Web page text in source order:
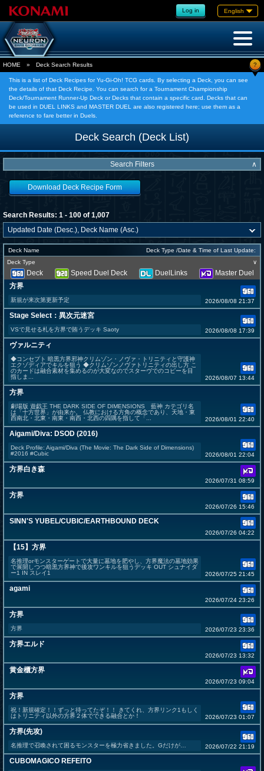
Log in English
HOME » Deck Search Results ?
This is a list of Deck Recipes for Yu-Gi-Oh! TCG cards. By selecting a Deck, you can see
the details of that Deck Recipe. You can search for a Tournament Championship
Deck/Tournament Runner-Up Deck or Decks that contain a specific card. Decks that can
be used in DUEL LINKS and MASTER DUEL are also registered here; use them as a
reference to fare better in Duels.
Deck Search (Deck List)
Search Filters ∧
Download Deck Recipe Form
Search Results: 1 - 100 of 1,007
Deck Name
Deck Type /Date & Time of Last Update:
Deck Type
∨
Deck Speed Duel Deck DuelLinks
Master Duel
方界
新規が来次第更新予定 2026/08/08 21:37
Stage Select：異次元迷宮
VSで見せる札を方界で賄うデッキ Saoty 2026/08/08 17:39
ヴァルニティ
◆コンセプト 暗黒方界邪神クリムゾン・ノヴァ・トリニティと守護神
エクゾディアでキルを狙う ◆クリムゾンノヴァトリニティの出し方 こ
のカードは融合素材を集めるのが大変なのでスターヴでのコピーを目
指しま...
2026/08/07 13:44
方界
劇場版 遊戯王 THE DARK SIDE OF DIMENSIONS 藍神 カテゴリ名
は「十方世界」が由来か。 仏教における方角の概念であり、天地・東
西南北・北東・南東・南西・北西の四隅を指して「...
2026/08/01 22:40
Aigami/Diva: DSOD (2016)
Deck Profile: Aigami/Diva (The Movie: The Dark Side of Dimensions)
#2016 #Cubic
2026/08/01 22:04
方界白き森
2026/07/31 08:59
方界
2026/07/26 15:46
SINN'S YUBEL/CUBIC/EARTHBOUND DECK
2026/07/26 04:22
【15】方界
名推理orモンスターゲートで大量に墓地を肥やし、方界魔法の墓地効果
で展開しつつ暗黒方界神で後攻ワンキルを狙うデッキ OUT シュナイダ
ー1 IN スレイ1
2026/07/25 21:45
agami
2026/07/24 23:26
方界
方界 2026/07/23 23:36
方界エルド
2026/07/23 13:32
黄金櫃方界
2026/07/23 09:04
方界
祝！新規確定！！ずっと待ってたぞ！！ きてくれ、方界リンク1もしく
はトリニティ以外の方界２体でできる融合とか！
2026/07/23 01:07
方界(先攻)
名推理で召喚されて困るモンスターを極力省きました。Gだけが… 2026/07/22 21:19
CUBOMAGICO REFEITO